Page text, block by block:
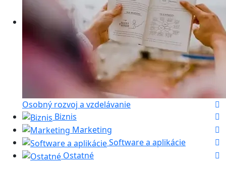
Osobný rozvoj a vzdelávanie
Biznis
Marketing
Software a aplikácie
Ostatné